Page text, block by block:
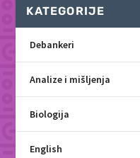
KATEGORIJE
Debankeri
Analize i mišljenja
Biologija
English